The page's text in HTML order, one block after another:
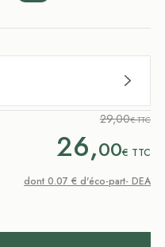
29,00€ TTC
26,00€ TTC
dont 0.07 € d'éco-part- DEA